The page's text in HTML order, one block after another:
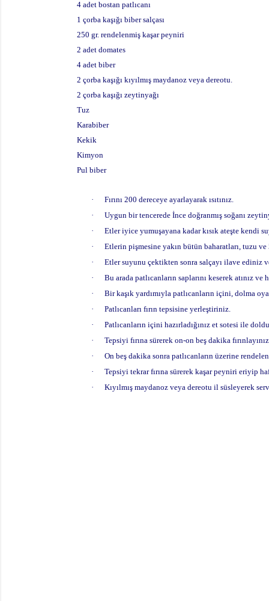
4 adet bostan patlıcanı
1 çorba kaşığı biber salçası
250 gr. rendelenmiş kaşar peyniri
2 adet domates
4 adet biber
2 çorba kaşığı kıyılmış maydanoz veya dereotu.
2 çorba kaşığı zeytinyağı
Tuz
Karabiber
Kekik
Kimyon
Pul biber
·
Fırını 200 dereceye ayarlayarak ısıtınız.
·
Uygun bir tencerede İnce doğranmış soğanı
·
Etler iyice yumuşayana kadar kısık ateşte kendi
·
Etlerin pişmesine yakın bütün baharatları, tuzu
·
Etler suyunu çektikten sonra salçayı ilave ediniz
·
Bu arada patlıcanların saplarını keserek atınız
·
Bir kaşık yardımıyla patlıcanların içini, dolma
·
Patlıcanları fırın tepsisine yerleştiriniz.
·
Patlıcanların içini hazırladığınız et sotesi ile
·
Tepsiyi fırına sürerek on-on beş dakika fırınlayınız.
·
On beş dakika sonra patlıcanların üzerine
·
Tepsiyi tekrar fırına sürerek kaşar peyniri eriyip
·
Kıyılmış maydanoz veya dereotu il süsleyerek